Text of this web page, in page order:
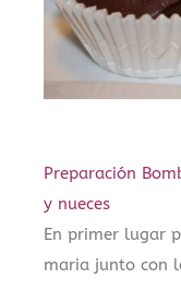
Preparación
y nueces
En primer lugar
maria junto con